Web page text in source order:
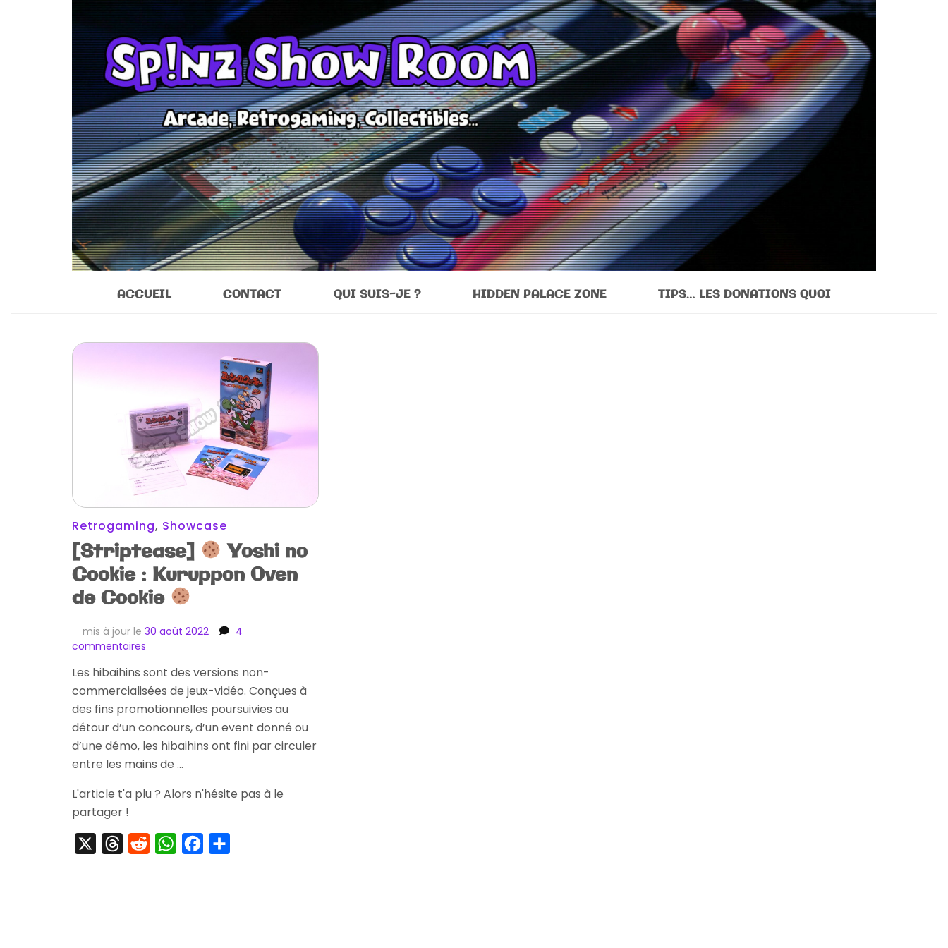
Sp!nz Show Room
ACCUEIL CONTACT QUI SUIS-JE ? HIDDEN PALACE ZONE TIPS… LES DONATIONS QUOI
Retrogaming, Showcase
[Striptease]
Yoshi no
Cookie : Kuruppon Oven
de Cookie
mis à jour le 30 août 2022
4
commentaires
Yoshi
no
:
Kuruppon
Oven
Cookie
Les hibaihins sont des versions non-
commercialisées de jeux-vidéo. Conçues à
des fins promotionnelles poursuivies au
détour d’un concours, d’un event donné ou
d’une démo, les hibaihins ont fini par circuler
entre les mains de …
L'article t'a plu ? Alors n'hésite pas à le
partager !
ThreadsRedditWhatsAppFacebook